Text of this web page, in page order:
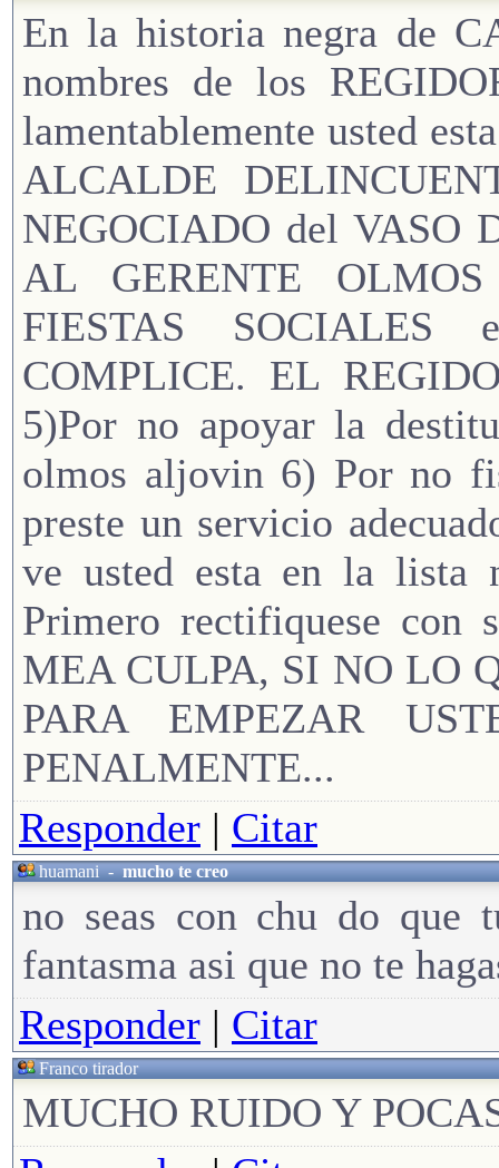
En la historia negra de
nombres de los
lamentablemente usted
ALCALDE
NEGOCIADO del VASO
AL GERENTE
FIESTAS
COMPLICE. EL
5)Por no apoyar la
olmos aljovin 6) Por no
preste un servicio
ve usted esta en la lista
Primero rectifiquese
MEA CULPA, SI NO LO
PARA EMPEZAR
PENALMENTE...
Responder | Citar
huamani-mucho te creo
no seas con chu do que
fantasma asi que no te
Responder | Citar
Franco tirador
MUCHO RUIDO Y